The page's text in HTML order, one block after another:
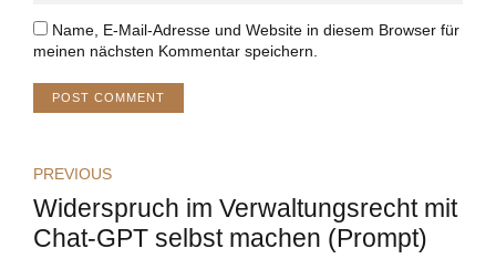
Name, E-Mail-Adresse und Website in diesem Browser für
meinen nächsten Kommentar speichern.
POST COMMENT
PREVIOUS
Widerspruch im Verwaltungsrecht mit
Chat-GPT selbst machen (Prompt)